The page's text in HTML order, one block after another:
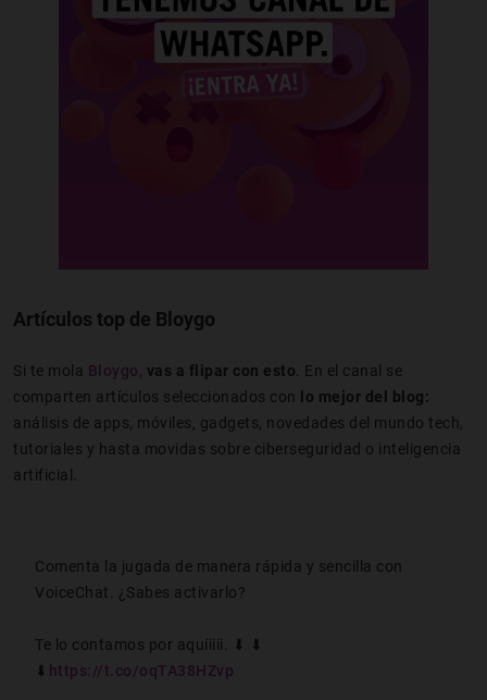
Artículos top de Bloygo
Si te mola Bloygo, vas a flipar con esto. En el canal se
comparten artículos seleccionados con
lo mejor del blog:
análisis de apps, móviles, gadgets, novedades del mundo tech,
tutoriales y hasta movidas sobre ciberseguridad o inteligencia
artificial.
Comenta la jugada de manera rápida y sencilla con
VoiceChat. ¿Sabes activarlo?
Te lo contamos por aquíiiii. ⬇ ⬇
⬇ https://t.co/oqTA38HZvp